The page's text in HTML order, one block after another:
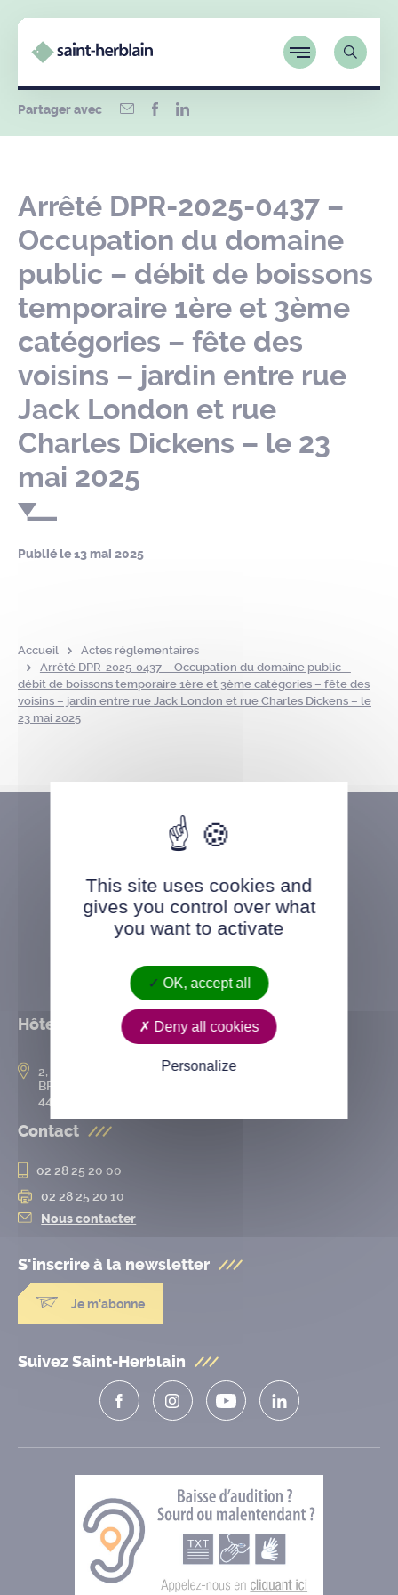
Partager avec
Arrêté DPR-2025-0437 –
Occupation du domaine
public – débit de boissons
temporaire 1ère et 3ème
catégories – fête des
voisins – jardin entre rue
Jack London et rue
Charles Dickens – le 23
mai 2025
Publié le13 mai 2025
Accueil
Actes réglementaires
Arrêté DPR-2025-0437 – Occupation du domaine public –
débit de boissons temporaire 1ère et 3ème catégories – fête des
voisins – jardin entre rue Jack London et rue Charles Dickens – le
23 mai 2025
Hôtel de ville
2, rue de l’Hôtel-de-Ville
BP 50167
44802 Saint-Herblain cedex
Contact
02 28 25 20 00
02 28 25 20 10
Nous contacter
S'inscrire à la newsletter
Je m'abonne
Suivez Saint-Herblain
This site uses cookies and
gives you control over what
you want to activate
OK, accept all
Deny all cookies
Personalize